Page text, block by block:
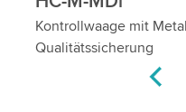
Kontrollwaage mit
Qualitätssicherung